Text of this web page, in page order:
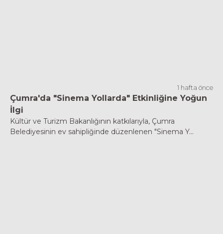
1 hafta önce
Çumra'da "Sinema Yollarda" Etkinliğine Yoğun
İlgi
Kültür ve Turizm Bakanlığının katkılarıyla, Çumra
Belediyesinin ev sahipliğinde düzenlenen "Sinema Y...